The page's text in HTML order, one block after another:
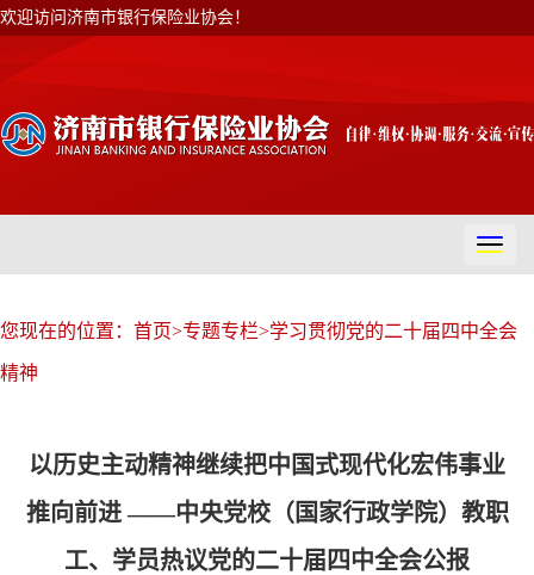
欢迎访问济南市银行保险业协会！
切
换
航
您现在的位置： 首页>专题专栏>学习贯彻党的二十届四中全会
精神
以历史主动精神继续把中国式现代化宏伟事业
推向前进 ——中央党校（国家行政学院）教职
工、学员热议党的二十届四中全会公报